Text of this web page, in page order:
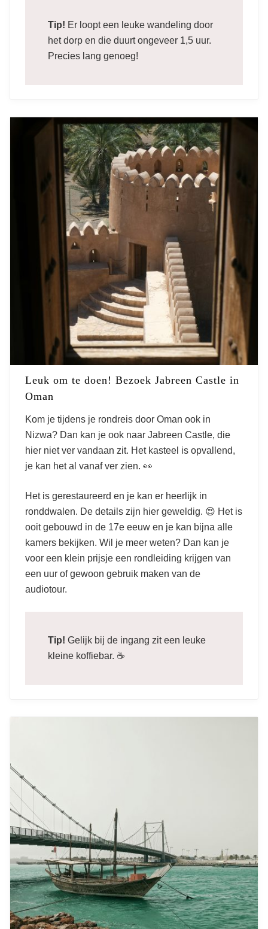
Tip! Er loopt een leuke wandeling door
het dorp en die duurt ongeveer 1,5 uur.
Precies lang genoeg!
Leuk om te doen! Bezoek Jabreen Castle in
Oman
Kom je tijdens je rondreis door Oman ook in
Nizwa? Dan kan je ook naar Jabreen Castle, die
hier niet ver vandaan zit. Het kasteel is opvallend,
je kan het al vanaf ver zien. 👀
Het is gerestaureerd en je kan er heerlijk in
ronddwalen. De details zijn hier geweldig. 😍 Het is
ooit gebouwd in de 17e eeuw en je kan bijna alle
kamers bekijken. Wil je meer weten? Dan kan je
voor een klein prijsje een rondleiding krijgen van
een uur of gewoon gebruik maken van de
audiotour.
Tip! Gelijk bij de ingang zit een leuke
kleine koffiebar. ☕